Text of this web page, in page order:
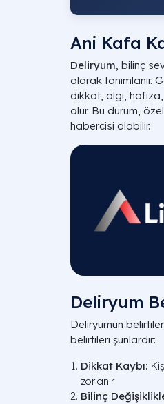
Ani Kafa
Deliryum, bilinç
olarak tanımlanır.
dikkat, algı,
olur. Bu durum,
habercisi olabilir.
Deliryum
Deliryumun
belirtileri şunlardır:
Dikkat Kaybı:
zorlanır.
Bilinç